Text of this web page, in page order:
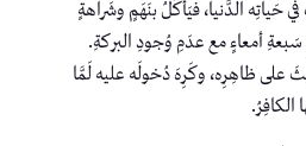
حَياتِه الدُّنيا، فيَأكُلُ بنَهَمٍ وشَراهةٍ
سَبعةِ أمعاءٍ مع عدَمِ وُجودِ البركةِ.
على ظاهِرِه، وكَرِهَ دُخولَه عليه لَمَّا